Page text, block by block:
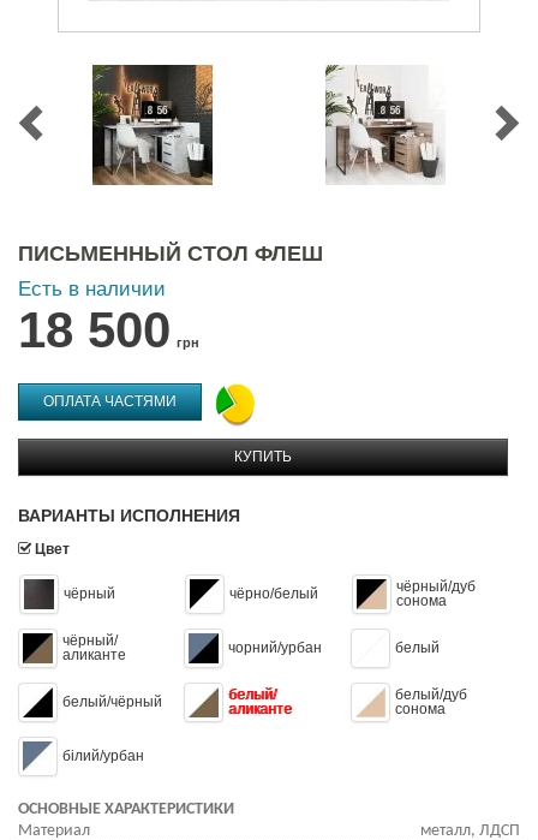
ПИСЬМЕННЫЙ СТОЛ ФЛЕШ
Есть в наличии
18 500 грн
ОПЛАТА ЧАСТЯМИ
КУПИТЬ
ВАРИАНТЫ ИСПОЛНЕНИЯ
Цвет
чёрный чёрно/белый
чёрный/дуб
сонома
чёрный/
аликанте
чорний/урбан белый
белый/чёрный
белый/
аликанте
белый/дуб
сонома
білий/урбан
ОСНОВНЫЕ ХАРАКТЕРИСТИКИ
Материал
металл, ЛДСП